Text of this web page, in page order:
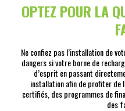
OPTEZ POUR LA
Ne confiez pas l’installation de
dangers si votre borne de
d’esprit en passant
installation afin de profiter de
certifiés, des programmes de
des